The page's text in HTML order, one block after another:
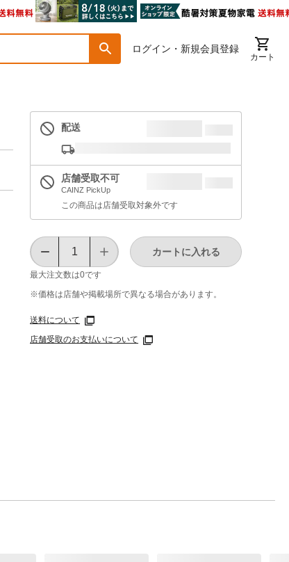
ログイン・新規会員登録
カート
配送
店舗受取不可
CAINZ PickUp
この商品は店舗受取対象外です
最大注文数は0です
カートに入れる
※価格は​店舗や​掲載場所で​異なる​場合が​あります。
送料について
店舗受取のお支払いについて